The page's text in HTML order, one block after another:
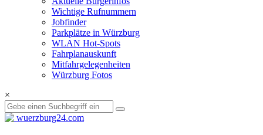
Wichtige Rufnummern
Jobfinder
Parkplätze in Würzburg
WLAN Hot-Spots
Fahrplanauskunft
Mitfahrgelegenheiten
Würzburg Fotos
×